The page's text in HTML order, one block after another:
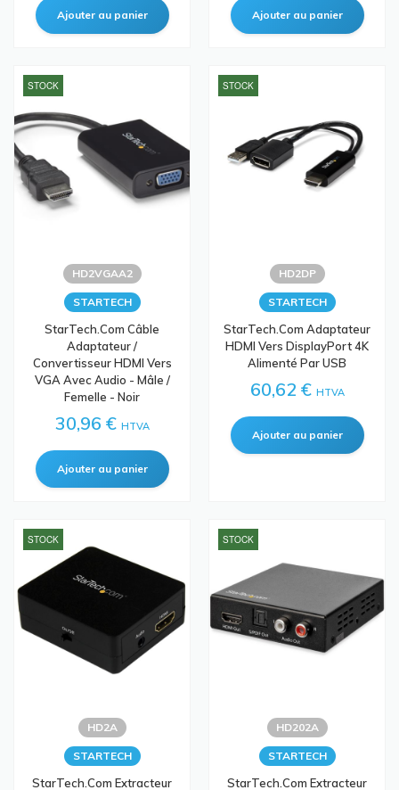
STOCK
HD2VGAA2
STARTECH
StarTech.com Câble
Adaptateur /
Convertisseur HDMI Vers
VGA Avec Audio - Mâle /
Femelle - Noir
30,96 € HTVA
STOCK
HD2DP
STARTECH
StarTech.com Adaptateur
HDMI Vers DisplayPort 4K
Alimenté Par USB
60,62 € HTVA
STOCK
HD2A
STARTECH
StarTech.com Extracteur
STOCK
HD202A
STARTECH
StarTech.com Extracteur